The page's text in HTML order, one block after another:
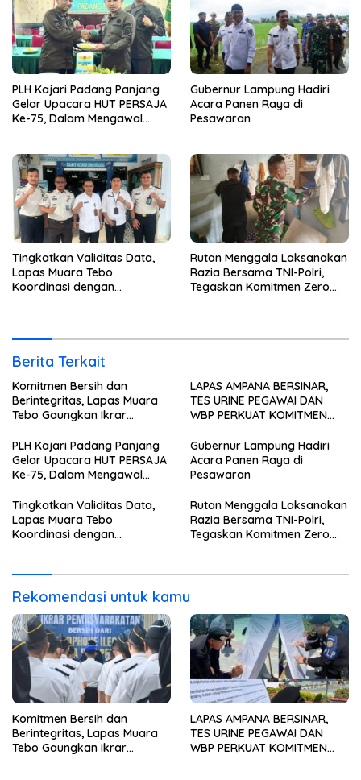
PLH Kajari Padang Panjang
Gelar Upacara HUT PERSAJA
Ke-75, Dalam Mengawal
Gubernur Lampung Hadiri
Acara Panen Raya di
Pesawaran
Tingkatkan Validitas Data,
Lapas Muara Tebo
Koordinasi dengan
Rutan Menggala Laksanakan
Razia Bersama TNI-Polri,
Tegaskan Komitmen Zero
Berita Terkait
Komitmen Bersih dan
Berintegritas, Lapas Muara
Tebo Gaungkan Ikrar
Handphone Ilegal, Narkoba,
dan Penipuan
LAPAS AMPANA BERSINAR,
TES URINE PEGAWAI DAN
WBP PERKUAT KOMITMEN
PLH Kajari Padang Panjang
Gelar Upacara HUT PERSAJA
Ke-75, Dalam Mengawal
Gubernur Lampung Hadiri
Acara Panen Raya di
Pesawaran
Tingkatkan Validitas Data,
Lapas Muara Tebo
Koordinasi dengan
Rutan Menggala Laksanakan
Razia Bersama TNI-Polri,
Tegaskan Komitmen Zero
Rekomendasi untuk kamu
Komitmen Bersih dan
Berintegritas, Lapas Muara
Tebo Gaungkan Ikrar
LAPAS AMPANA BERSINAR,
TES URINE PEGAWAI DAN
WBP PERKUAT KOMITMEN